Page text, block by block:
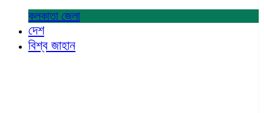
কলকাতা জেলা
দেশ
বিশ্ব জাহান